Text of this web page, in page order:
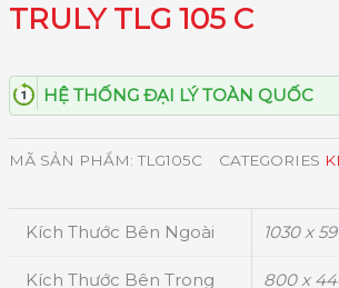
TRULY TLG 105 C
HỆ THỐNG ĐẠI LÝ TOÀN QUỐC
MÃ SẢN PHẨM:TLG105C CATEGORIES
Kích Thước Bên Ngoài 1030 x
Kích Thước Bên Trong 800 x